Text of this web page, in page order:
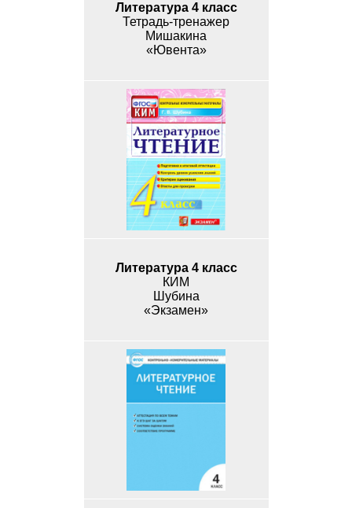
Литература 4 класс
Тетрадь-тренажер
Мишакина
«Ювента»
Литература 4 класс
КИМ
Шубина
«Экзамен»